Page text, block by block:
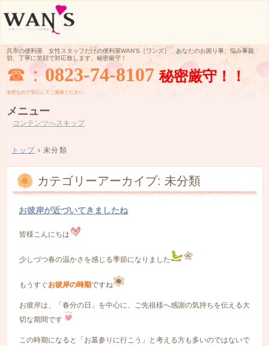
呉市の便利屋 女性スタッフだけの便利屋WAN'S［ワンズ］ あなたのお困り事、悩み事親
切、丁寧に笑顔で対応致します。秘密厳守！
☎： 0823-74-8107 秘密厳守！！
女性なので安心してご連絡ください
メニュー
コンテンツへスキップ
トップ › 未分類
カテゴリーアーカイブ: 未分類
お彼岸が近づいてきましたね
皆様こんにちは
少しづつ春の温かさを感じる季節になりました
もうすぐお彼岸の時期ですね
お彼岸は、「春分の日」を中心に、ご先祖様へ感謝の気持ちを伝える大
切な期間です
この時期になると「お墓参りに行こう」と考える方も多いのではないで